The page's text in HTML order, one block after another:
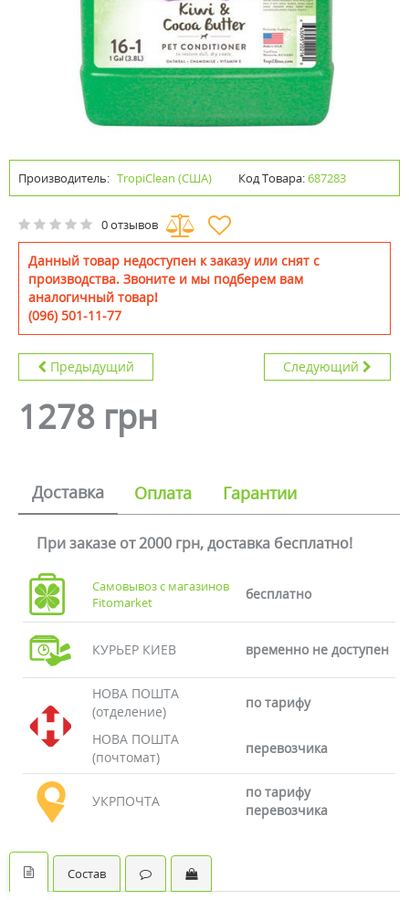
Производитель: TropiClean (США) Код Товара:687283
0 отзывов
Данный товар недоступен к заказу или снят с
производства. Звоните и мы подберем вам
аналогичный товар!
(096) 501-11-77
Предыдущий Следующий
1278 грн
Доставка Оплата Гарантии
При заказе от 2000 грн, доставка бесплатно!
Самовывоз с магазинов
Fitomarket
бесплатно
КУРЬЕР КИЕВ временно не доступен
НОВА ПОШТА
(отделение)
по тарифу
НОВА ПОШТА
(почтомат)
перевозчика
УКРПОЧТА
по тарифу
перевозчика
Состав